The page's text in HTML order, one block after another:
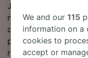
Jeśli chcesz
naszym serwisie
dalej, aby znaleźć
pociągiem do stacji
rozkład jazdy
We and our115
information on a
cookies to
accept or